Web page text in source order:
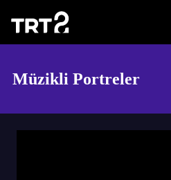
Müzikli Portreler